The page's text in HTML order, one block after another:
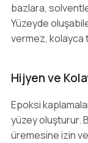
bazlara,
Yüzeyde
vermez, kolayca
Hijyen ve
Epoksi
yüzey oluşturur.
üremesine izin